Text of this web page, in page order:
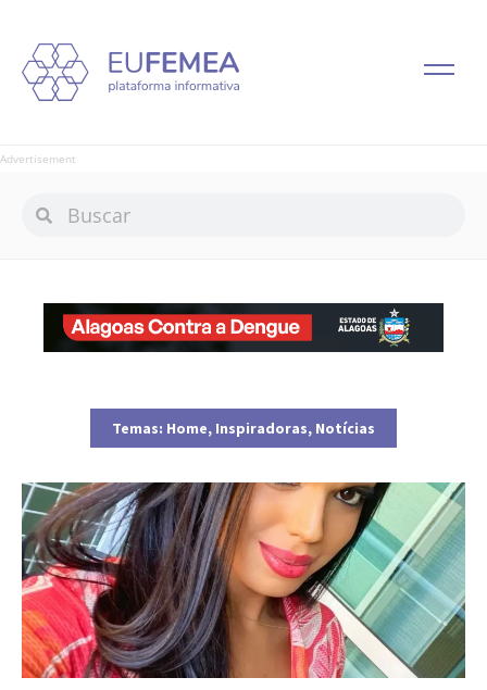
Advertisement
Temas: Home, Inspiradoras, Notícias